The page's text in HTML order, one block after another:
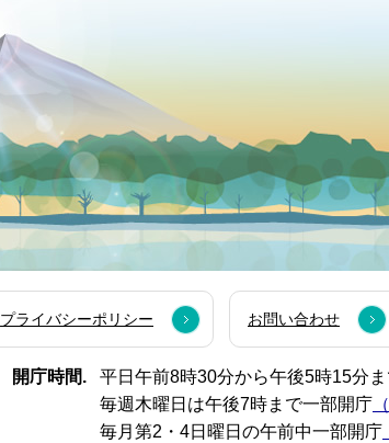
プライバシーポリシー お問い合わせ
開庁時間.
平日午前8時30分から午後5時15分
毎週木曜日は午後7時まで一部開庁
毎月第2・4日曜日の午前中一部開庁